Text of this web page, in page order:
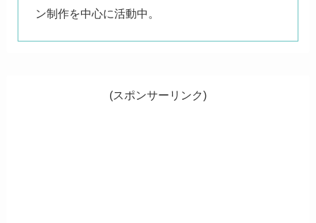
ン制作を中心に活動中。
(スポンサーリンク)